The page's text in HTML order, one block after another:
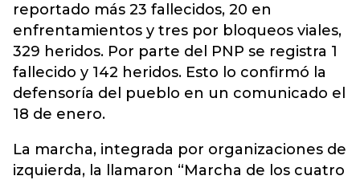
reportado más 23 fallecidos, 20 en
enfrentamientos y tres por bloqueos viales,
329 heridos. Por parte del PNP se registra 1
fallecido y 142 heridos. Esto lo confirmó la
defensoría del pueblo en un comunicado el
18 de enero.
La marcha, integrada por organizaciones de
izquierda, la llamaron “Marcha de los cuatro